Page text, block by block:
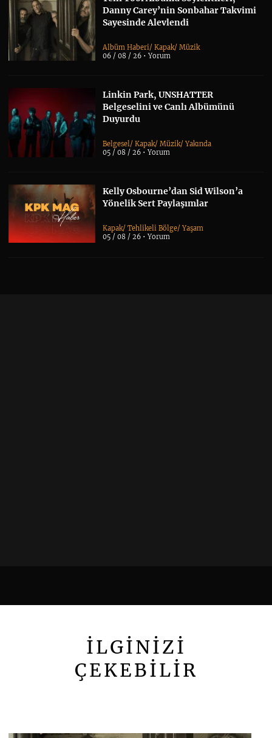
Danny Carey’nin Sonbahar Takvimi
Sayesinde Alevlendi
Albüm Haberi/Kapak/Müzik
06 / 08 / 26 •Yorum
Linkin Park, UNSHATTER
Belgeselini ve Canlı Albümünü
Duyurdu
Belgesel/Kapak/Müzik/Yakında
05 / 08 / 26 •Yorum
Kelly Osbourne’dan Sid Wilson’a
Yönelik Sert Paylaşımlar
Kapak/Tehlikeli Bölge/Yaşam
05 / 08 / 26 •Yorum
İLGİNİZİ
ÇEKEBİLİR